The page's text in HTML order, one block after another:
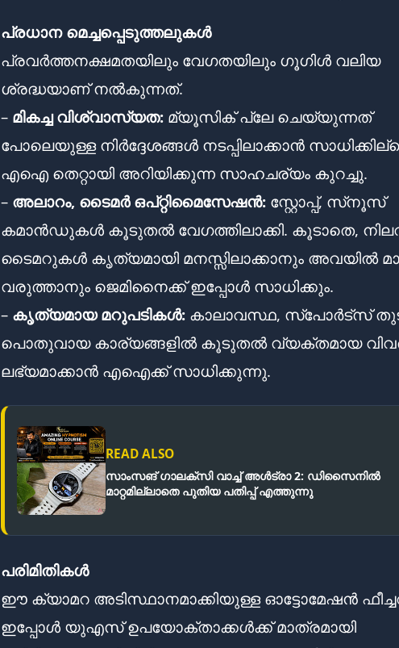
പ്രധാന മെച്ചപ്പെടുത്തലുകൾ
പ്രവർത്തനക്ഷമതയിലും വേഗതയിലും ഗൂഗിൾ വലിയ
ശ്രദ്ധയാണ് നൽകുന്നത്.
– മികച്ച വിശ്വാസ്യത: മ്യൂസിക് പ്ലേ ചെയ്യുന്നത്
പോലെയുള്ള നിർദ്ദേശങ്ങൾ നടപ്പിലാക്കാൻ
എഐ തെറ്റായി അറിയിക്കുന്ന സാഹചര്യം കുറച്ചു.
– അലാറം, ടൈമർ ഒപ്റ്റിമൈസേഷൻ: സ്റ്റോപ്പ്, സ്‌നൂസ്
കമാൻഡുകൾ കൂടുതൽ വേഗത്തിലാക്കി. കൂടാതെ,
ടൈമറുകൾ കൃത്യമായി മനസ്സിലാക്കാനും അവയിൽ
വരുത്താനും ജെമിനൈക്ക് ഇപ്പോൾ സാധിക്കും.
– കൃത്യമായ മറുപടികൾ: കാലാവസ്ഥ, സ്‌പോർട്‌സ്
പൊതുവായ കാര്യങ്ങളിൽ കൂടുതൽ വ്യക്തമായ
ലഭ്യമാക്കാൻ എഐക്ക് സാധിക്കുന്നു.
READ ALSO
സാംസങ് ഗാലക്സി വാച്ച് അൾട്രാ 2: ഡിസൈനിൽ
മാറ്റമില്ലാതെ പുതിയ പതിപ്പ് എത്തുന്നു
പരിമിതികൾ
ഈ ക്യാമറ അടിസ്ഥാനമാക്കിയുള്ള ഓട്ടോമേഷൻ
ഇപ്പോൾ യുഎസ് ഉപയോക്താക്കൾക്ക് മാത്രമായി